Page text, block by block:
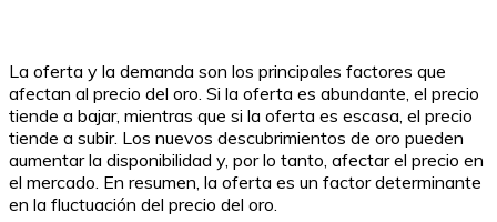
La oferta y la demanda son los principales factores que
afectan al precio del oro. Si la oferta es abundante, el precio
tiende a bajar, mientras que si la oferta es escasa, el precio
tiende a subir. Los nuevos descubrimientos de oro pueden
aumentar la disponibilidad y, por lo tanto, afectar el precio en
el mercado. En resumen, la oferta es un factor determinante
en la fluctuación del precio del oro.